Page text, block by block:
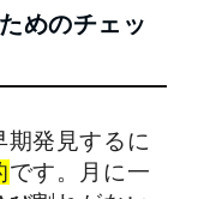
めのチェッ
期発見するに
です。月に一